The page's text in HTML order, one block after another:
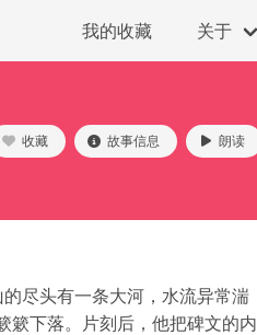
我的收藏 关于
收藏 故事信息 朗读
尽头有一条大河，水流异常湍
簌下落。片刻后，他把碑文的内